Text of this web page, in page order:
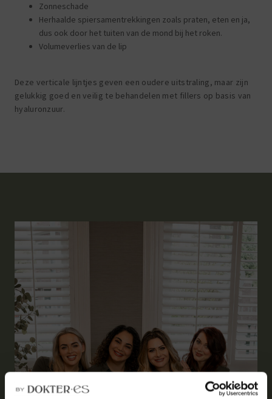
Zonneschade
Herhaalde spiersamentrekkingen zoals praten, eten en ja,
dus ook door het tuiten van de mond bij het roken.
Volumeverlies van de lip
Deze verticale lijntjes geven een oudere uitstraling, maar zijn
gelukkig goed en veilig te behandelen met fillers op basis van
hyaluronzuur.